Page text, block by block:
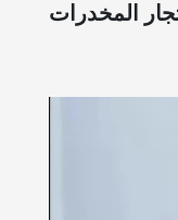
المخدرات